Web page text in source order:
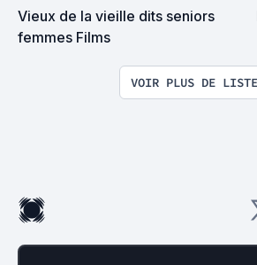
Vieux de la vieille dits seniors
femmes Films
VOIR PLUS DE